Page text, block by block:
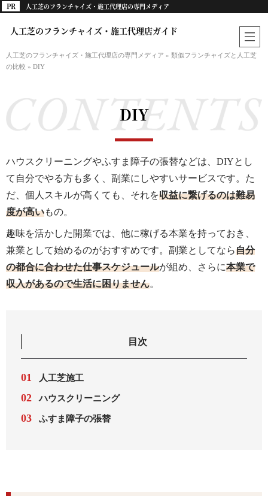
人工芝のフランチャイズ・施工代理店の専門メディア
人工芝のフランチャイズ・施工代理店ガイド
人工芝のフランチャイズ・施工代理店の専門メディア » 類似フランチャイズと人工芝
の比較 » DIY
DIY
ハウスクリーニングやふすま障子の張替などは、DIYとし
て自分でやる方も多く、副業にしやすいサービスです。た
だ、個人スキルが高くても、それを収益に繋げるのは難易
度が高いもの。
趣味を活かした開業では、他に稼げる本業を持っておき、
兼業として始めるのがおすすめです。副業としてなら自分
の都合に合わせた仕事スケジュールが組め、さらに本業で
収入があるので生活に困りません。
目次
人工芝施工
ハウスクリーニング
ふすま障子の張替